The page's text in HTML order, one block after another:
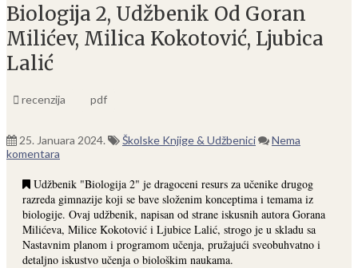
Biologija 2, Udžbenik Od Goran
Milićev, Milica Kokotović, Ljubica
Lalić
recenzija pdf
25. Januara 2024. Školske Knjige & Udžbenici
Nema
komentara
Udžbenik "Biologija 2" je dragoceni resurs za učenike drugog
razreda gimnazije koji se bave složenim konceptima i temama iz
biologije. Ovaj udžbenik, napisan od strane iskusnih autora Gorana
Milićeva, Milice Kokotović i Ljubice Lalić, strogo je u skladu sa
Nastavnim planom i programom učenja, pružajući sveobuhvatno i
detaljno iskustvo učenja o biološkim naukama.